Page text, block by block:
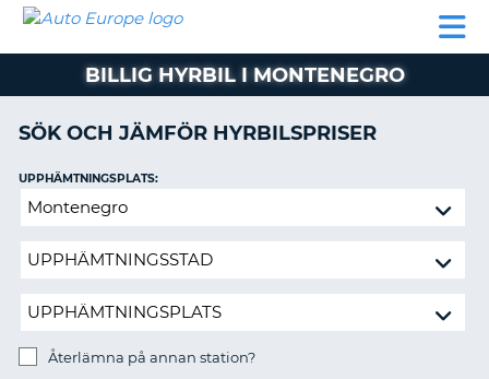
HYRBIL
HYRA
PARTNER
AUTO
EUROPE
HYRBIL
HYRA
MIN
MEDLEMSINFORMATION
ADMINISTRERA
BOKNING
SVERIGE
BILLIG HYRBIL I MONTENEGRO
SÖK OCH JÄMFÖR HYRBILSPRISER
Återlämna
annan
UPPHÄMTNINGSPLATS:
Återlämna på annan station?